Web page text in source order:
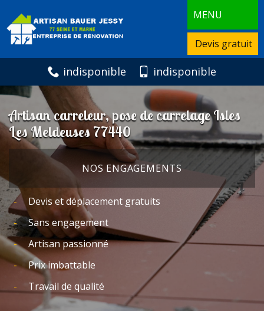
MENU
Devis gratuit
indisponible indisponible
Artisan carreleur, pose de carrelage Isles
Les Meldeuses 77440
NOS ENGAGEMENTS
Devis et déplacement gratuits
Sans engagement
Artisan passionné
Prix imbattable
Travail de qualité